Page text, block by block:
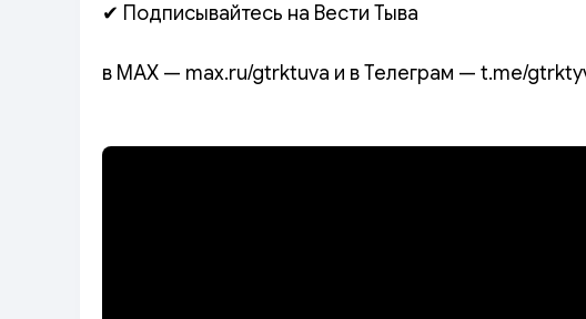
✔ Подписывайтесь на Вести Тыва
в MAX — max.ru/gtrktuva и в Телеграм — t.me/